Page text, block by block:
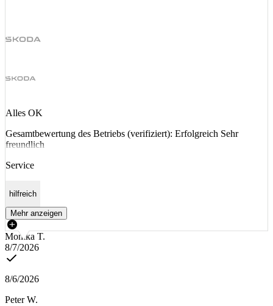
Alles OK
Gesamtbewertung des Betriebs (verifiziert): Erfolgreich Sehr
freundlich
Service
hilfreich
Mehr anzeigen
Monika T.
8/7/2026
8/6/2026
Peter W.